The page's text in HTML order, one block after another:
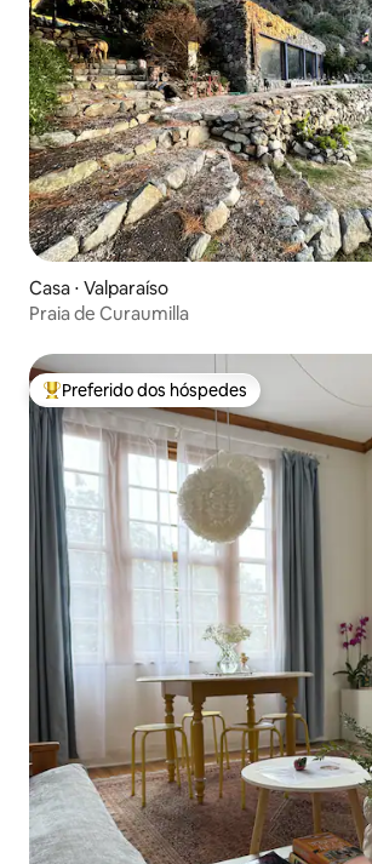
Casa ⋅ Valparaíso
Praia de Curaumilla
Entre os melhores preferidos dos hóspedes
Preferido dos hóspedes